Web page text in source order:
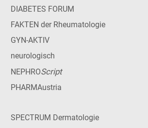
DIABETES FORUM
FAKTEN der Rheumatologie
GYN-AKTIV
neurologisch
NEPHROScript
PHARMAustria
SPECTRUM Dermatologie